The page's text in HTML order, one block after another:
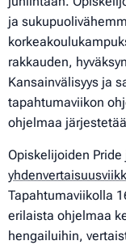
ja
rakkauden,
Kansainvälisyys ja
tapahtumaviikon
ohjelmaa
Opiskelijoiden
Tapahtumaviikolla
erilaista ohjelmaa
hengailuihin,